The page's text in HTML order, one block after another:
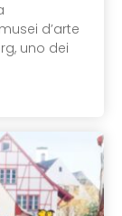
d’arte
uno dei